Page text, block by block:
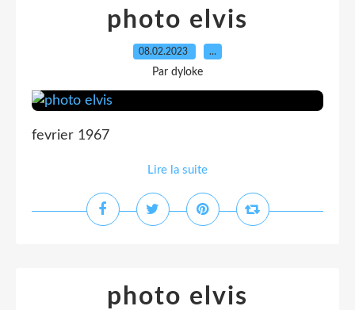
photo elvis
08.02.2023 …
Par dyloke
fevrier 1967
Lire la suite
photo elvis